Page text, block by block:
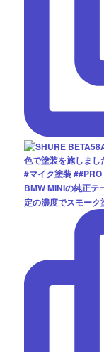
BMW MINIの純正テ
定の濃度でスモーク